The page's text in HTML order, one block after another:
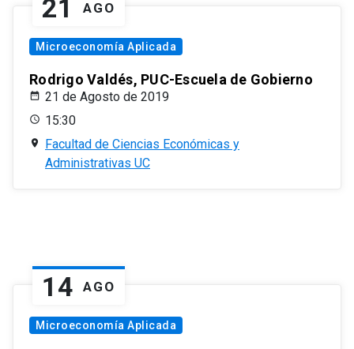
21 AGO
Microeconomía Aplicada
Rodrigo Valdés, PUC-Escuela de Gobierno
21 de Agosto de 2019
15:30
Facultad de Ciencias Económicas y
Administrativas UC
14 AGO
Microeconomía Aplicada